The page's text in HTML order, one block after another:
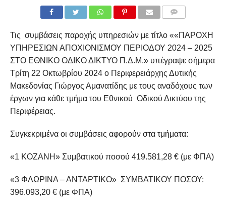
Τις συμβάσεις παροχής υπηρεσιών με τίτλο ««ΠΑΡΟΧΗ
ΥΠΗΡΕΣΙΩΝ ΑΠΟΧΙΟΝΙΣΜΟΥ ΠΕΡΙΟΔΟΥ 2024 – 2025
ΣΤΟ ΕΘΝΙΚΟ ΟΔΙΚΟ ΔΙΚΤΥΟ Π.Δ.Μ.» υπέγραψε σήμερα
Τρίτη 22 Οκτωβρίου 2024 ο Περιφερειάρχης Δυτικής
Μακεδονίας Γιώργος Αμανατίδης με τους αναδόχους των
έργων για κάθε τμήμα του Εθνικού Οδικού Δικτύου της
Περιφέρειας.
Συγκεκριμένα οι συμβάσεις αφορούν στα τμήματα:
«1 ΚΟΖΑΝΗ» Συμβατικού ποσού 419.581,28 € (με ΦΠΑ)
«3 ΦΛΩΡΙΝΑ – ΑΝΤΑΡΤΙΚΟ» ΣΥΜΒΑΤΙΚΟΥ ΠΟΣΟΥ:
396.093,20 € (με ΦΠΑ)